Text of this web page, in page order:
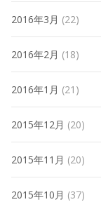
2016年3月 (22)
2016年2月 (18)
2016年1月 (21)
2015年12月 (20)
2015年11月 (20)
2015年10月 (37)